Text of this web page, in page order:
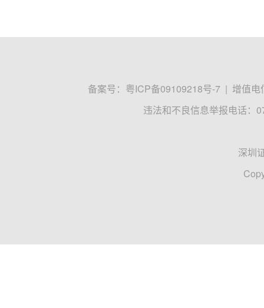
备案号： 粤ICP备09109218号-7 | 增值电
违法和不良信息举报电话：
深圳